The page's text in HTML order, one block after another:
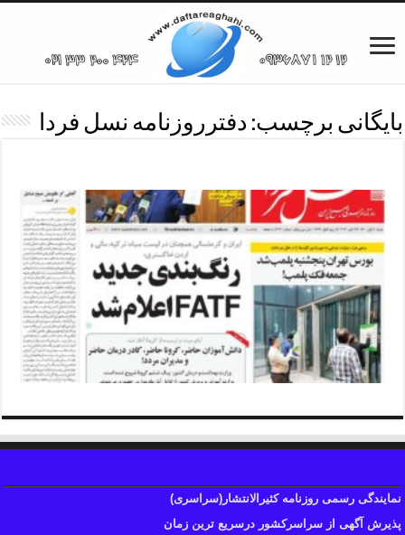
بایگانی برچسب: دفترروزنامه نسل فردا
نمایندگی رسمی روزنامه کثیرالانتشار(سراسری)
پذیرش آگهی از سراسرکشور درسریع ترین زمان